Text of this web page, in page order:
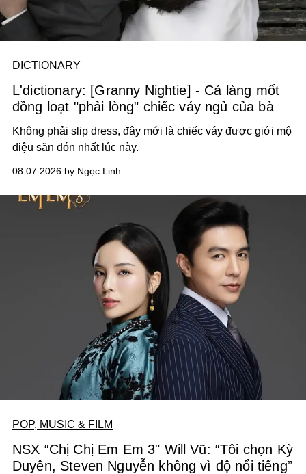
DICTIONARY
L'dictionary: [Granny Nightie] - Cả làng mốt
đồng loạt "phải lòng" chiếc váy ngủ của bà
Không phải slip dress, đây mới là chiếc váy được giới mộ
điệu săn đón nhất lúc này.
08.07.2026 by Ngọc Linh
POP, MUSIC & FILM
NSX “Chị Chị Em Em 3" Will Vũ: “Tôi chọn Kỳ
Duyên, Steven Nguyễn không vì độ nổi tiếng”